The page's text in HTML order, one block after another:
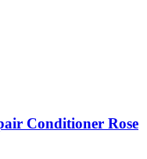
Conditioner Rose